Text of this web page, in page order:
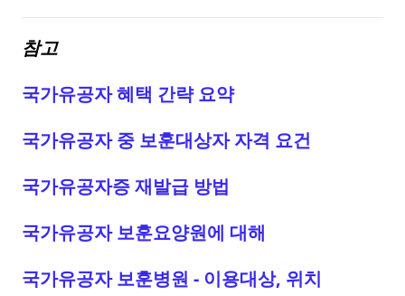
참고
국가유공자 혜택 간략 요약
국가유공자 중 보훈대상자 자격 요건
국가유공자증 재발급 방법
국가유공자 보훈요양원에 대해
국가유공자 보훈병원 - 이용대상, 위치